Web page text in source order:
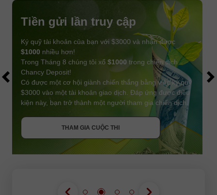
THAM GIA CUỘC THI
Tiền gửi lần truy cập
Ký quỹ tài khoản của bạn với $3000 và nhận được
$1000 nhiều hơn!
Trong Tháng 8 chúng tôi xổ $1000 trong chiến dịch
Chancy Deposit!
Có được một cơ hội giành chiến thắng bằng việc ký quỹ
$3000 vào một tài khoản giao dịch. Đáp ứng được điều
kiện này, bạn trở thành một người tham gia chiến dịch.
THAM GIA CUỘC THI
NHẬN THƯỞNG